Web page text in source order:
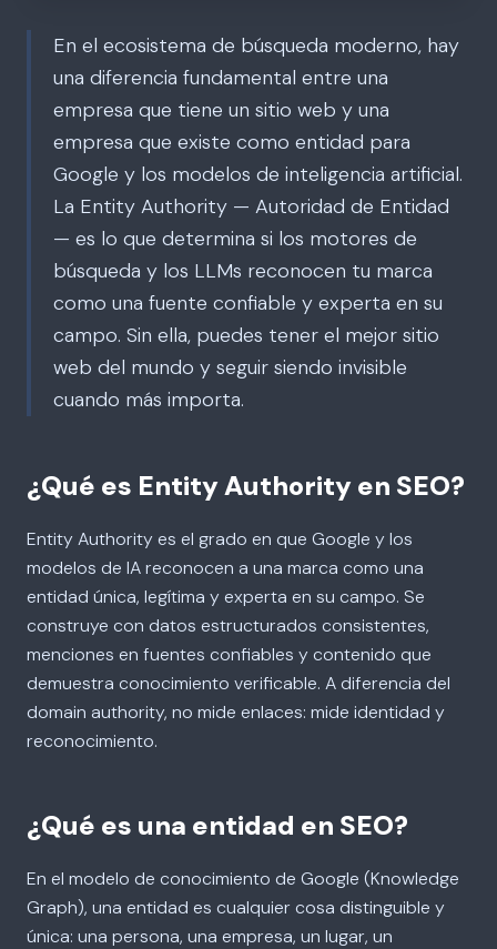
En el ecosistema de búsqueda moderno, hay
una diferencia fundamental entre una
empresa que tiene un sitio web y una
empresa que existe como entidad para
Google y los modelos de inteligencia artificial.
La Entity Authority — Autoridad de Entidad
— es lo que determina si los motores de
búsqueda y los LLMs reconocen tu marca
como una fuente confiable y experta en su
campo. Sin ella, puedes tener el mejor sitio
web del mundo y seguir siendo invisible
cuando más importa.
¿Qué es Entity Authority en SEO?
Entity Authority es el grado en que Google y los
modelos de IA reconocen a una marca como una
entidad única, legítima y experta en su campo. Se
construye con datos estructurados consistentes,
menciones en fuentes confiables y contenido que
demuestra conocimiento verificable. A diferencia del
domain authority, no mide enlaces: mide identidad y
reconocimiento.
¿Qué es una entidad en SEO?
En el modelo de conocimiento de Google (Knowledge
Graph), una entidad es cualquier cosa distinguible y
única: una persona, una empresa, un lugar, un